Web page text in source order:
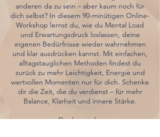
anderen da zu sein – aber kaum noch für
dich selbst? In diesem 90-minütigen Online-
Workshop lernst du, wie du Mental Load
und Erwartungsdruck loslassen, deine
eigenen Bedürfnisse wieder wahrnehmen
und klar ausdrücken kannst. Mit einfachen,
alltagstauglichen Methoden findest du
zurück zu mehr Leichtigkeit, Energie und
wertvollen Momenten nur für dich. Schenke
dir die Zeit, die du verdienst – für mehr
Balance, Klarheit und innere Stärke.
Das lernst du: